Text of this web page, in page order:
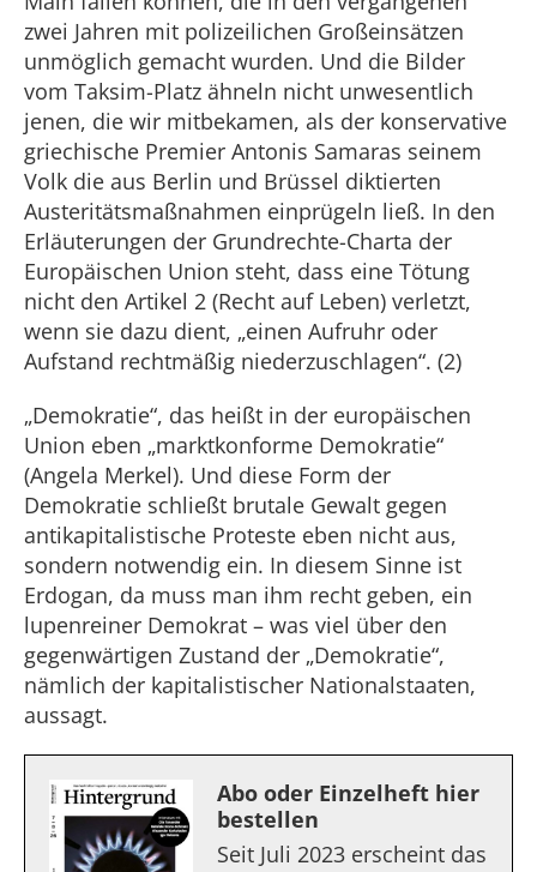
zwei Jahren mit polizeilichen Großeinsätzen
unmöglich gemacht wurden. Und die Bilder
vom Taksim-Platz ähneln nicht unwesentlich
jenen, die wir mitbekamen, als der konservative
griechische Premier Antonis Samaras seinem
Volk die aus Berlin und Brüssel diktierten
Austeritätsmaßnahmen einprügeln ließ. In den
Erläuterungen der Grundrechte-Charta der
Europäischen Union steht, dass eine Tötung
nicht den Artikel 2 (Recht auf Leben) verletzt,
wenn sie dazu dient, „einen Aufruhr oder
Aufstand rechtmäßig niederzuschlagen“. (2)
„Demokratie“, das heißt in der europäischen
Union eben „marktkonforme Demokratie“
(Angela Merkel). Und diese Form der
Demokratie schließt brutale Gewalt gegen
antikapitalistische Proteste eben nicht aus,
sondern notwendig ein. In diesem Sinne ist
Erdogan, da muss man ihm recht geben, ein
lupenreiner Demokrat – was viel über den
gegenwärtigen Zustand der „Demokratie“,
nämlich der kapitalistischer Nationalstaaten,
aussagt.
Abo oder Einzelheft hier
bestellen
Seit Juli 2023 erscheint das